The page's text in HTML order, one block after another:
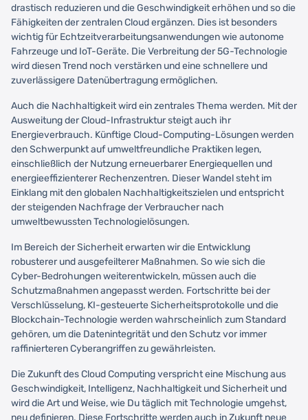
drastisch reduzieren und die Geschwindigkeit erhöhen und so die
Fähigkeiten der zentralen Cloud ergänzen. Dies ist besonders
wichtig für Echtzeitverarbeitungsanwendungen wie autonome
Fahrzeuge und IoT-Geräte. Die Verbreitung der 5G-Technologie
wird diesen Trend noch verstärken und eine schnellere und
zuverlässigere Datenübertragung ermöglichen.
Auch die Nachhaltigkeit wird ein zentrales Thema werden. Mit der
Ausweitung der Cloud-Infrastruktur steigt auch ihr
Energieverbrauch. Künftige Cloud-Computing-Lösungen werden
den Schwerpunkt auf umweltfreundliche Praktiken legen,
einschließlich der Nutzung erneuerbarer Energiequellen und
energieeffizienterer Rechenzentren. Dieser Wandel steht im
Einklang mit den globalen Nachhaltigkeitszielen und entspricht
der steigenden Nachfrage der Verbraucher nach
umweltbewussten Technologielösungen.
Im Bereich der Sicherheit erwarten wir die Entwicklung
robusterer und ausgefeilterer Maßnahmen. So wie sich die
Cyber-Bedrohungen weiterentwickeln, müssen auch die
Schutzmaßnahmen angepasst werden. Fortschritte bei der
Verschlüsselung, KI-gesteuerte Sicherheitsprotokolle und die
Blockchain-Technologie werden wahrscheinlich zum Standard
gehören, um die Datenintegrität und den Schutz vor immer
raffinierteren Cyberangriffen zu gewährleisten.
Die Zukunft des Cloud Computing verspricht eine Mischung aus
Geschwindigkeit, Intelligenz, Nachhaltigkeit und Sicherheit und
wird die Art und Weise, wie Du täglich mit Technologie umgehst,
neu definieren. Diese Fortschritte werden auch in Zukunft neue